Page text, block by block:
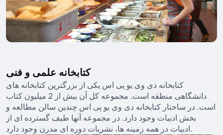
کتابخانه علمی و فنی
کتابخانه دی وی یو پی اس یکی از بزرگترین کتابخانه های
دانشگاهی منطقه است. مجموعه کل آن بیش از 2 میلیون کتاب
است. در ساختار کتابخانه دی وی یو پی اس چندین سالن مطالعه و
بخش ادبیات وجود دارد. در مجموعه آنها طیف گسترده ای از
ادبیات در همه زمینه ها، نشریات دوره ای مدرن وجود دارد.